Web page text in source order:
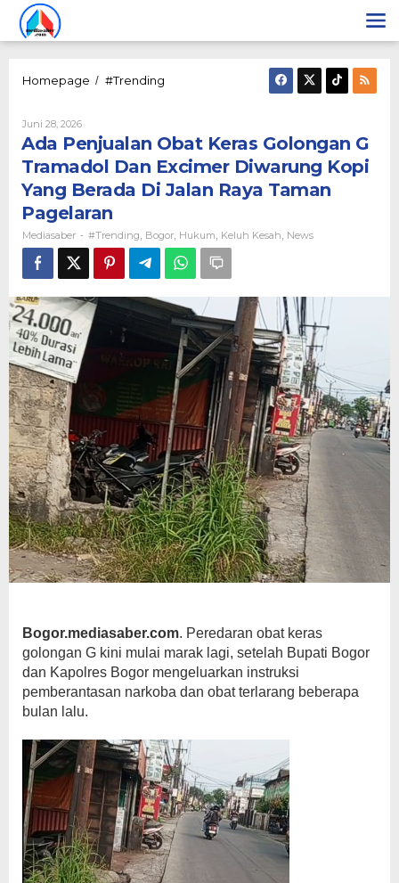
Lewati
konten
Homepage / #Trending
Golongan
G
Tramadol
Dan
Kopi
Yang
Berada
Jalan
Raya
Taman
Pagelaran
Juni 28, 2026Oleh
Mediasaber
Ada Penjualan Obat Keras Golongan G
Tramadol Dan Excimer Diwarung Kopi
Yang Berada Di Jalan Raya Taman
Pagelaran
Mediasaber - #Trending Bogor Hukum Keluh Kesah News
Bogor.mediasaber.com. Peredaran obat keras
golongan G kini mulai marak lagi, setelah Bupati Bogor
dan Kapolres Bogor mengeluarkan instruksi
pemberantasan narkoba dan obat terlarang beberapa
bulan lalu.